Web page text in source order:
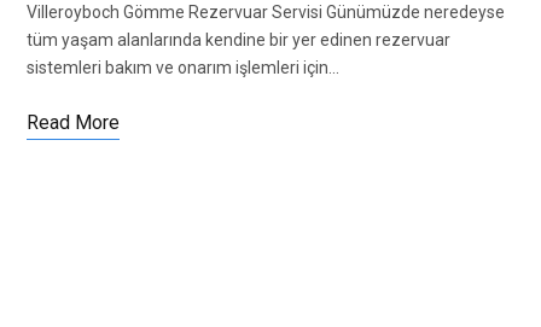
Villeroyboch Gömme Rezervuar Servisi Günümüzde neredeyse
tüm yaşam alanlarında kendine bir yer edinen rezervuar
sistemleri bakım ve onarım işlemleri için…
Read More